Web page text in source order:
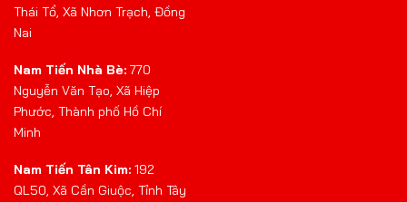
Thái Tổ, Xã Nhơn Trạch, Đồng
Nai
Nam Tiến Nhà Bè: 770
Nguyễn Văn Tạo, Xã Hiệp
Phước, Thành phố Hồ Chí
Minh
Nam Tiến Tân Kim: 192
QL50, Xã Cần Giuộc, Tỉnh Tây